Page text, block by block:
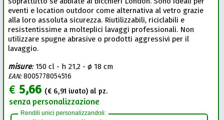
eventi e location outdoor come alternativa al vetro grazie
alla loro assoluta sicurezza. Riutilizzabili, riciclabili e
resistentissime a molteplici lavaggi professionali. Non
utilizzare spugne abrasive o prodotti aggressivi per il
lavaggio.
misure: 150 cl - h 21,2 - ø 18 cm
EAN:8005778054516
€ 5,66 (€ 6,91 ivato) al pz.
senza personalizzazione
Rendili unici personalizzandoli: